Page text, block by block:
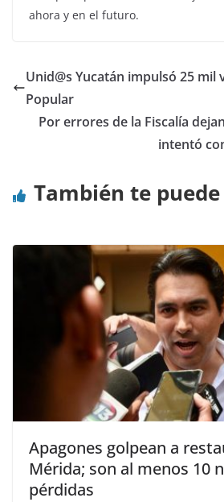
ahora y en el futuro.
Unid@s Yucatán impulsó 25 mil
Popular
Por errores de la Fiscalía
intentó
También te
Apagones golpean a
Mérida; son al menos 10
pérdidas